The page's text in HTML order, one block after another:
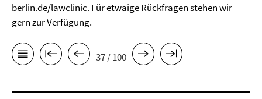
berlin.de/lawclinic. Für etwaige Rückfragen stehen wir
gern zur Verfügung.
37 / 100